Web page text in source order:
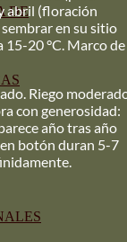
DE
abril (floración
en su sitio
20 °C. Marco de
Riego
con generosidad:
año tras año
botón duran 5-7